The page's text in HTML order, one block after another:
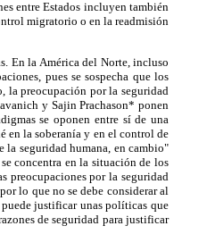
entre Estados incluyen también
migratorio o en la readmisión
En la América del Norte, incluso
pues se sospecha que los
la preocupación por la seguridad
y Sajin Prachason* ponen
se oponen entre sí de una
en la soberanía y en el control de
la seguridad humana, en cambio"
concentra en la situación de los
preocupaciones por la seguridad
lo que no se debe considerar al
justificar unas políticas que
de seguridad para justificar